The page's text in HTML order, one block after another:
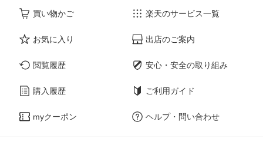
買い物かご
お気に入り
閲覧履歴
購入履歴
myクーポン
楽天のサービス一覧
出店のご案内
安心・安全の取り組み
ご利用ガイド
ヘルプ・問い合わせ